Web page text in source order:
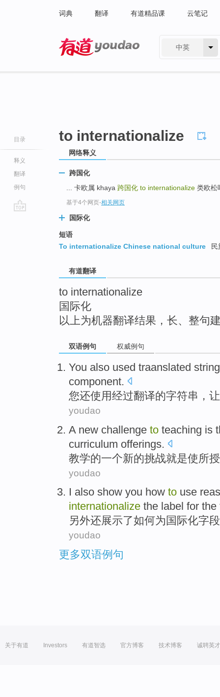
词典 翻译 有道精品课 云笔记
中英
目录
释义
翻译
例句
to internationalize
网络释义
跨国化
... 卡欧属 khaya 跨国化 to internationalize 类欧松
基于4个网页-相关网页
国际化
短语
To internationalize Chinese national culture
有道翻译
to internationalize
国际化
以上为机器翻译结果，长、整句
双语例句 权威例句
You also used traanslated
component.
您还使用经过翻译的字符串 ， 让
youdao
A new challenge to teaching is
curriculum offerings.
教学的一个新的挑战就是使所
youdao
I also show you how to use
internationalize the label for the
另外还展示了如何为 国际化字段
youdao
更多双语例句
关于有道 Investors 有道智选 官方博客 技术博客 诚聘英才